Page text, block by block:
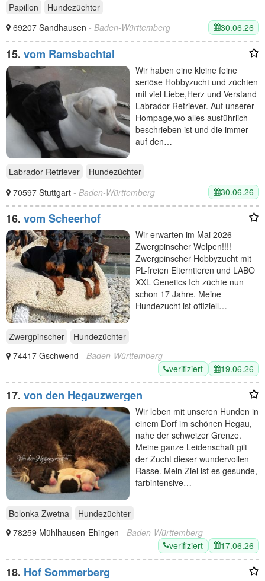
Papillon
Hundezüchter
69207 Sandhausen - Baden-Württemberg 30.06.26
15. vom Ramsbachtal
Wir haben eine kleine feine
seriöse Hobbyzucht und züchten
mit viel Liebe,Herz und Verstand
Labrador Retriever. Auf unserer
Hompage,wo alles ausführlich
beschrieben ist und die immer
auf den…
Labrador Retriever
Hundezüchter
70597 Stuttgart - Baden-Württemberg 30.06.26
16. vom Scheerhof
Wir erwarten im Mai 2026
Zwergpinscher Welpen!!!!
Zwergpinscher Hobbyzucht mit
PL-freien Elterntieren und LABO
XXL Genetics Ich züchte nun
schon 17 Jahre. Meine
Hundezucht ist offiziell…
Zwergpinscher
Hundezüchter
74417 Gschwend - Baden-Württemberg
verifiziert
19.06.26
17. von den Hegauzwergen
Wir leben mit unseren Hunden in
einem Dorf im schönen Hegau,
nahe der schweizer Grenze.
Meine ganze Leidenschaft gilt
der Zucht dieser wundervollen
Rasse. Mein Ziel ist es gesunde,
farbintensive…
Bolonka Zwetna
Hundezüchter
78259 Mühlhausen-Ehingen - Baden-Württemberg
verifiziert
17.06.26
18. Hof Sommerberg